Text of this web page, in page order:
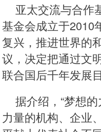
亚太交流与合作
基金会成立于2010
复兴，推进世界的
议，决定把通过文
联合国后千年发展
据介绍，“梦想
力量的机构、企业